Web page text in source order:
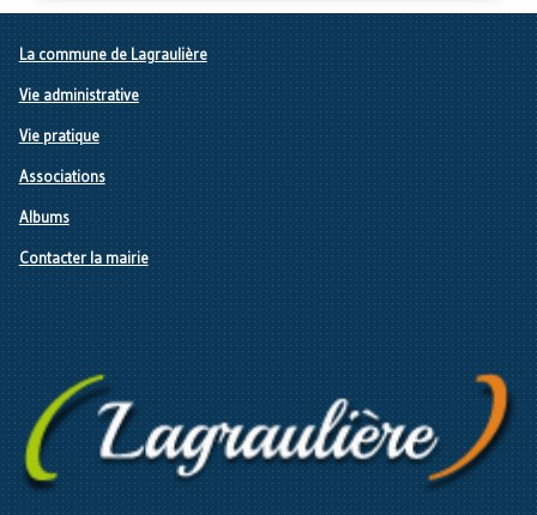
La commune de Lagraulière
Vie administrative
Vie pratique
Associations
Albums
Contacter la mairie